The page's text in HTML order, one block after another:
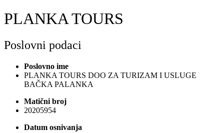
PLANKA TOURS
Poslovni podaci
Poslovno ime
PLANKA TOURS DOO ZA TURIZAM I USLUGE
BAČKA PALANKA
Matični broj
20205954
Datum osnivanja